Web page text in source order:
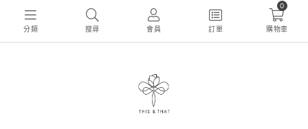
分類 搜尋 會員 訂單
0
購物車